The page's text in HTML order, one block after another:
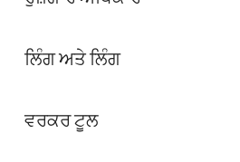
ਲਿੰਗ ਅਤੇ ਲਿੰਗ
ਵਰਕਰ ਟੂਲ